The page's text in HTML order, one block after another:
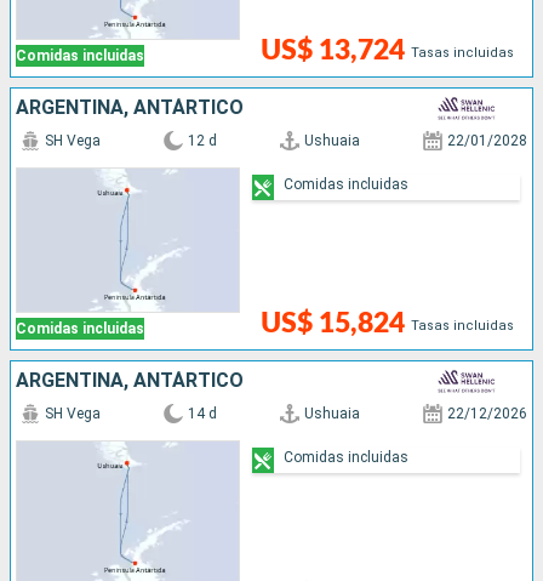
Comidas incluidas US$ 13,724 Tasas incluidas
ARGENTINA, ANTÁRTICO
Comidas incluidas
SH Vega 12 d Ushuaia 22/01/2028
US$ 15,824 Tasas incluidas
Comidas incluidas
ARGENTINA, ANTÁRTICO
SH Vega 14 d Ushuaia 22/12/2026
Comidas incluidas